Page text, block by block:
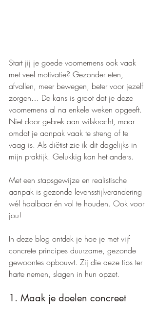
Start jij je goede voornemens ook vaak
met veel motivatie? Gezonder eten,
afvallen, meer bewegen, beter voor jezelf
zorgen… De kans is groot dat je deze
voornemens al na enkele weken opgeeft.
Niet door gebrek aan wilskracht, maar
omdat je aanpak vaak te streng of te
vaag is. Als diëtist zie ik dit dagelijks in
mijn praktijk. Gelukkig kan het anders.
Met een stapsgewijze en realistische
aanpak is gezonde levensstijlverandering
wél haalbaar én vol te houden. Ook voor
jou!
In deze blog ontdek je hoe je met vijf
concrete principes duurzame, gezonde
gewoontes opbouwt. Zij die deze tips ter
harte nemen, slagen in hun opzet.
1. Maak je doelen concreet